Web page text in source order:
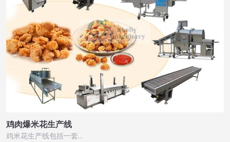
鸡肉爆米花生产线
鸡米花生产线包括一套…